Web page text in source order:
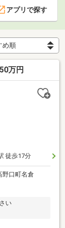
アプリで探す
万円
徒歩17分
野口町名倉
い